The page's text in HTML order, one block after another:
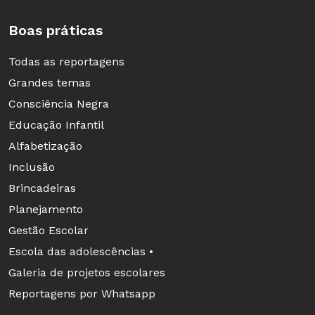
colocada em cena, Alessandra tinha o cuidado
de situá-la no contexto histórico do qual fazia
parte. Também incentivava o grupo a fazer
análises das letras. Com isso, todos entenderam
que questões do passado são diferentes das que
tangem a atualidade.
Boas práticas
Todas as reportagens
Grandes temas
Consciência Negra
Educação Infantil
Alfabetização
Inclusão
Brincadeiras
Planejamento
Gestão Escolar
Escola das adolescências •
Galeria de projetos escolares
Reportagens por Whatsapp